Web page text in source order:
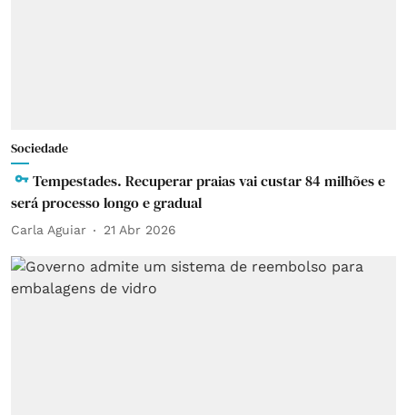
Sociedade
Tempestades. Recuperar praias vai custar 84 milhões e
será processo longo e gradual
Carla Aguiar 21 Abr 2026